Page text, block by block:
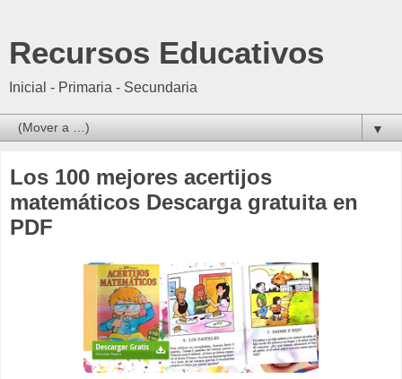
Recursos Educativos
Inicial - Primaria - Secundaria
▼
Los 100 mejores acertijos
matemáticos Descarga gratuita en
PDF